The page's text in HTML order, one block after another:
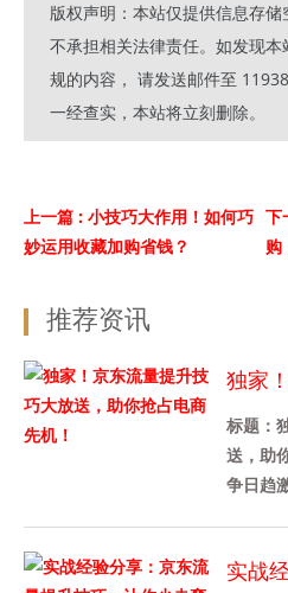
版权声明：本站仅提供信息存储
不承担相关法律责任。如发现
规的内容， 请发送邮件至
一经查实，本站将立刻删除。
上一篇 : 小技巧大作用！如何巧
妙运用收藏加购省钱？
下
购
推荐资讯
独家
送，
标题：
送，助
争日趋
验......
实战